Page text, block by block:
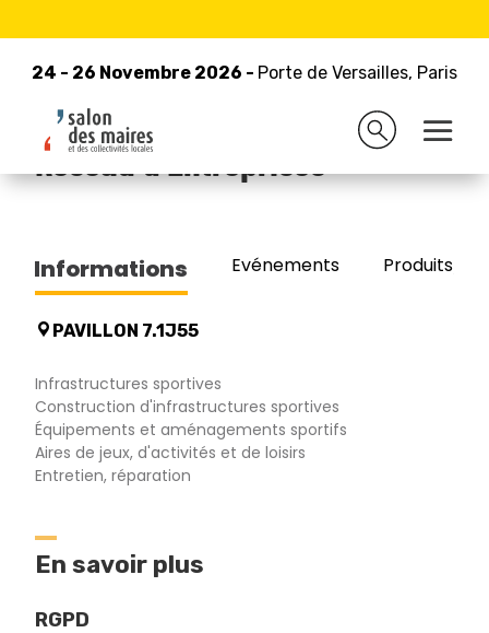
24 - 26 Novembre 2026 - Porte de Versailles, Paris
24 - 26 Novembre 2026 - Porte de Versailles, Paris
Retour à la liste des exposants
SPORT INTERNATIONAL -
Reseau d'Entreprises
Informations Evénements Produits/
PAVILLON 7.1J55
Infrastructures sportives
Construction d'infrastructures sportives
Équipements et aménagements sportifs
Aires de jeux, d'activités et de loisirs
Entretien, réparation
En savoir plus
RGPD